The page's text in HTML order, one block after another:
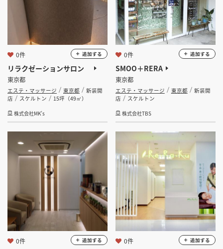
検索する
リラクゼーションサロン
東京都
エステ・マッサージ 東京都
新装開
店
スケルトン
15坪（49㎡）
株式会社MK’s
0件 追加する
SMOO＋RERA
東京都
エステ・マッサージ 東京都
新装開
店
スケルトン
株式会社TBS
0件 追加する
0件 追加する 0件 追加する